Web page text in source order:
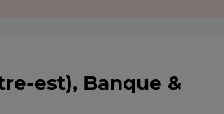
est), Banque &